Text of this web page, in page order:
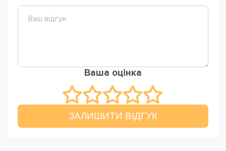
Ваша оцінка
ЗАЛИШИТИ ВІДГУК